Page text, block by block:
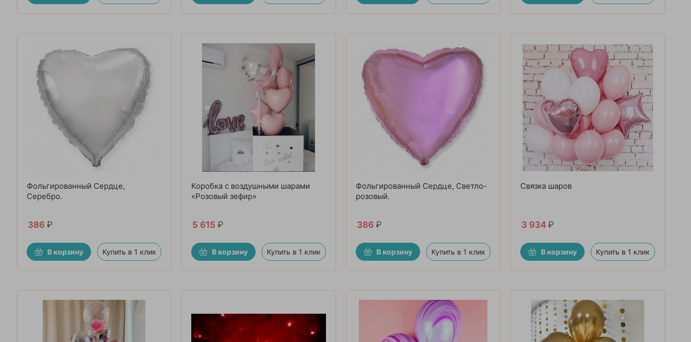
Фольгированный Сердце,
Серебро.
386 ₽
В корзину Купить в 1 клик
Коробка с воздушными шарами
«Розовый зефир»
5 615 ₽
В корзину Купить в 1 клик
Фольгированный Сердце, Светло-
розовый.
386 ₽
В корзину Купить в 1 клик
Связка шаров
3 934 ₽
В корзину Купить в 1 клик